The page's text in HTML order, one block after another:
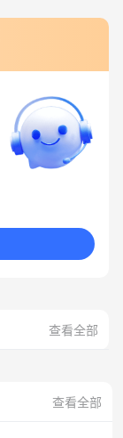
查看全部
查看全部